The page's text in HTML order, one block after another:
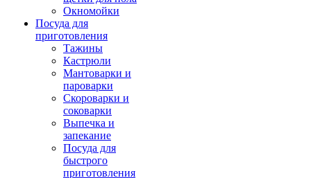
Окномойки
Посуда для
приготовления
Тажины
Кастрюли
Мантоварки и
пароварки
Скороварки и
соковарки
Выпечка и
запекание
Посуда для
быстрого
приготовления